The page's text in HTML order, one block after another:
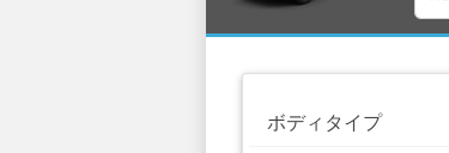
ボディタイプ